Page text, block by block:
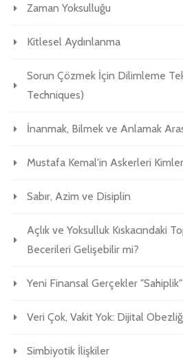
Zaman Yoksulluğu
Kitlesel Aydınlanma
Sorun Çözmek İçin Dilimleme
Techniques)
İnanmak, Bilmek ve Anlamak
Mustafa Kemal'in Askerleri
Sabır, Azim ve Disiplin
Açlık ve Yoksulluk Kıskacındaki
Becerileri Gelişebilir mi?
Yeni Finansal Gerçekler
Veri Çok, Vakit Yok: Dijital
Simbiyotik İlişkiler